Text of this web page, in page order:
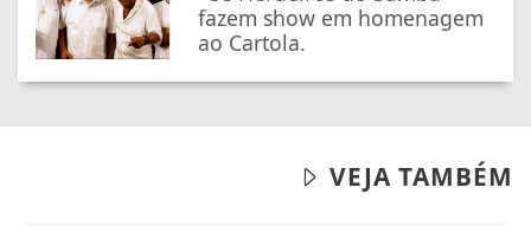
fazem show em homenagem
ao Cartola.
VEJA TAMBÉM